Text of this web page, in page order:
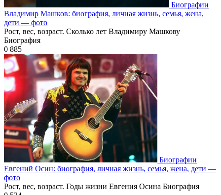
Биографии
Владимир Машков: биография, личная жизнь, семья, жена,
дети — фото
Рост, вес, возраст. Сколько лет Владимиру Машкову
Биография
0 885
Биографии
Евгений Осин: биография, личная жизнь, семья, жена, дети —
фото
Рост, вес, возраст. Годы жизни Евгения Осина Биография